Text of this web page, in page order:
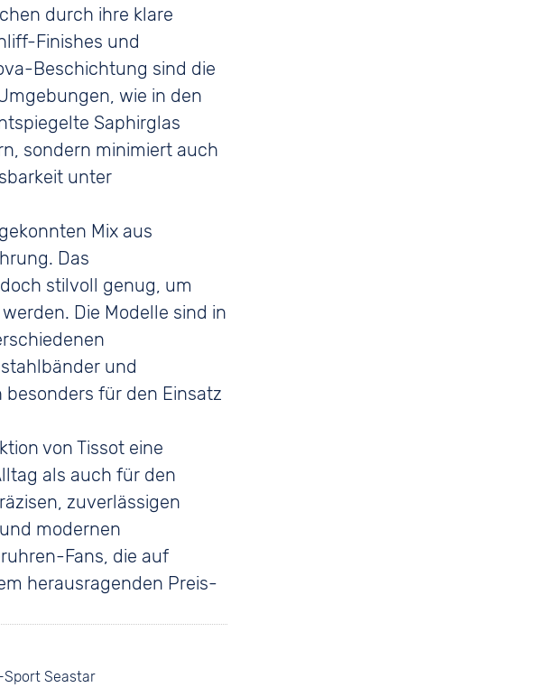
durch ihre klare
Finishes und
Beschichtung sind die
wie in den
Saphirglas
sondern minimiert auch
unter
Mix aus
Das
stilvoll genug, um
Die Modelle sind in
und
für den Einsatz
von Tissot eine
als auch für den
zuverlässigen
modernen
Fans, die auf
herausragenden Preis-
Sport Seastar